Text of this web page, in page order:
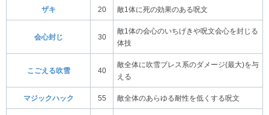
ザキ 20 敵1体に死の効果のある呪文
会心封じ 30
敵1体の会心のいちげきや呪文会心を封じる
体技
こごえる吹雪 40
敵全体に吹雪ブレス系のダメージ(最大)を与
える
マジックハック 55 敵全体のあらゆる耐性を低くする呪文